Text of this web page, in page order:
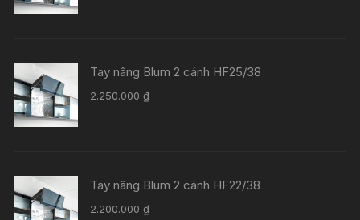
Tay nâng Blum 2 cánh HF25/38
2.250.000₫
Tay nâng Blum 2 cánh HF22/38
2.200.000₫